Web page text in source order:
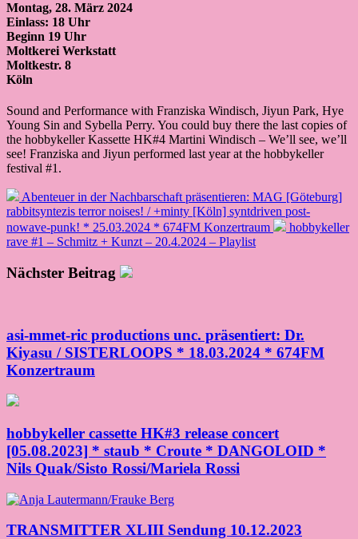
Montag, 28. März 2024
Einlass: 18 Uhr
Beginn 19 Uhr
Moltkerei Werkstatt
Moltkestr. 8
Köln
Sound and Performance with Franziska Windisch, Jiyun Park, Hye
Young Sin and Sybella Perry. You could buy there the last copies of
the hobbykeller Kassette HK#4 Martini Windisch – We’ll see, we’ll
see! Franziska and Jiyun performed last year at the hobbykeller
festival #1.
Abenteuer in der Nachbarschaft präsentieren: MAG [Göteburg]
rabbitsyntezis terror noises! / +minty [Köln] syntdriven post-
nowave-punk! * 25.03.2024 * 674FM Konzertraum
hobbykeller
rave #1 – Schmitz + Kunzt – 20.4.2024 – Playlist
Nächster Beitrag
asi-mmet-ric productions unc. präsentiert: Dr.
Kiyasu / SISTERLOOPS * 18.03.2024 * 674FM
Konzertraum
hobbykeller cassette HK#3 release concert
[05.08.2023] * staub * Croute * DANGOLOID *
Nils Quak/Sisto Rossi/Mariela Rossi
TRANSMITTER XLIII Sendung 10.12.2023